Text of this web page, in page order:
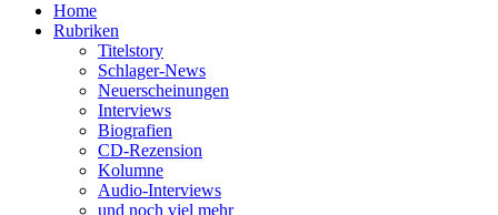
Home
Rubriken
Titelstory
Schlager-News
Neuerscheinungen
Interviews
Biografien
CD-Rezension
Kolumne
Audio-Interviews
und noch viel mehr